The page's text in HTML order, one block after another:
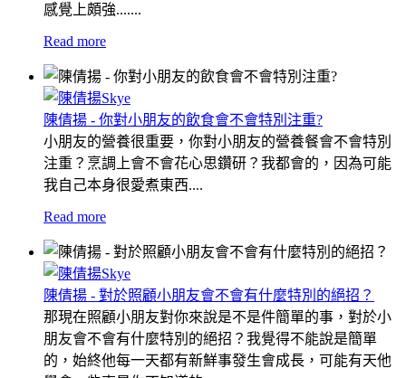
感覺上頗強.......
Read more
陳倩揚 - 你對小朋友的飲食會不會特別注重?
小朋友的營養很重要，你對小朋友的營養餐會不會特別
注重？烹調上會不會花心思鑽研？我都會的，因為可能
我自己本身很愛煮東西....
Read more
陳倩揚 - 對於照顧小朋友會不會有什麼特別的絕招？
那現在照顧小朋友對你來說是不是件簡單的事，對於小
朋友會不會有什麼特別的絕招？我覺得不能說是簡單
的，始終他每一天都有新鮮事發生會成長，可能有天他